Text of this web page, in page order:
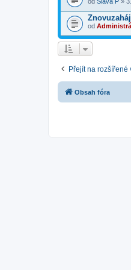
od
Přejít na rozšířené
Obsah fóra